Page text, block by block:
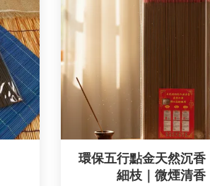
環保五行點金天然沉香
細枝｜微煙清香